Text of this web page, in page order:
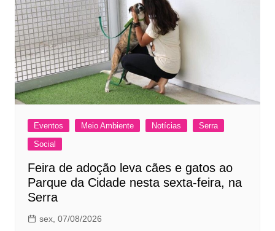
Eventos Meio Ambiente Notícias
Serra
Social
Feira de adoção leva cães e gatos ao
Parque da Cidade nesta sexta-feira, na
Serra
sex, 07/08/2026